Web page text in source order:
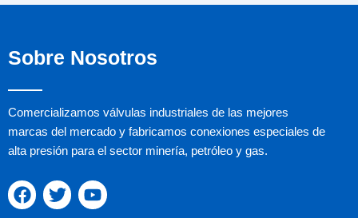
Sobre Nosotros
Comercializamos válvulas industriales de las mejores
marcas del mercado y fabricamos conexiones especiales de
alta presión para el sector minería, petróleo y gas.
F
a
T
w
Y
o